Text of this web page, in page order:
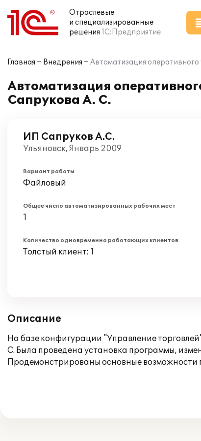
Отраслевые
и специализированные
решения 1С:Предприятие
Главная Внедрения Автоматизация
Автоматизация
Сапрукова А. С.
ИП Сапруков А.С.
Ульяновск, Январь 2009
Вариант работы
Файловый
Общее число автоматизированных рабочих мест
1
Количество одновременно работающих клиентов
Толстый клиент: 1
Описание
На базе конфигурации "Управление
С. Была проведена установка программы,
Продемонстрированы основные возможности